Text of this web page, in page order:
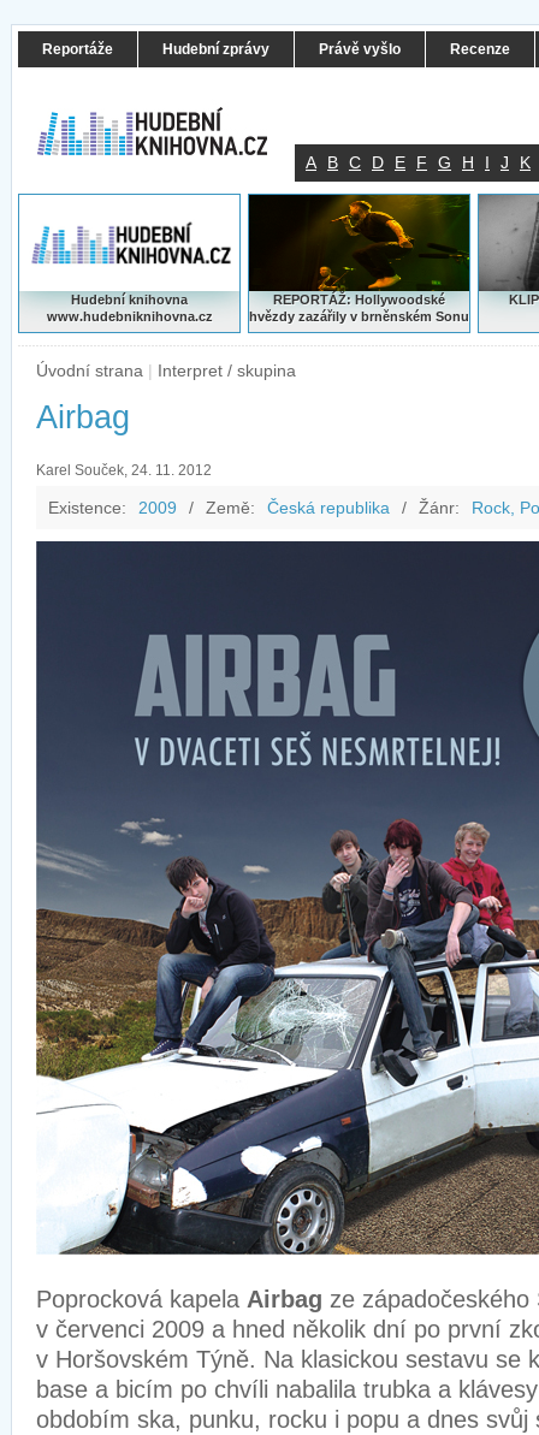
Reportáže Hudební zprávy Právě vyšlo Recenze
A B C D E F G H I J K
Hudební knihovna
www.hudebniknihovna.cz
REPORTÁŽ: Hollywoodské
hvězdy zazářily v brněnském Sonu
Úvodní strana | Interpret / skupina
Airbag
Karel Souček, 24. 11. 2012
Existence: 2009 / Země: Česká republika / Žánr: Rock,
Poprocková kapela Airbag ze západočeského
v červenci 2009 a hned několik dní po první
v Horšovském Týně. Na klasickou sestavu se
base a bicím po chvíli nabalila trubka a
obdobím ska, punku, rocku i popu a dnes svůj